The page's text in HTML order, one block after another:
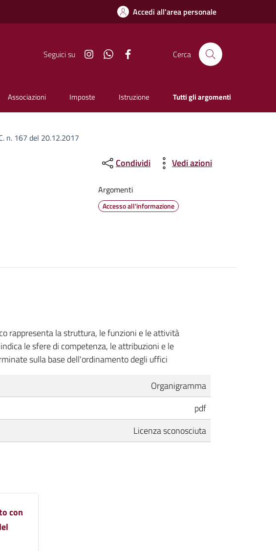
Accedi all'area personale
Seguici su InstagramWhatsapp Cerca
Associazioni Imposte Istruzione Tutti gli argomenti
n. 167 del 20.12.2017
Condividi Vedi azioni
Argomenti
Accesso all'informazione
rappresenta la struttura, le funzioni e le attività
le sfere di competenza, le attribuzioni e le
sulla base dell'ordinamento degli uffici
Organigramma
pdf
Licenza sconosciuta
con